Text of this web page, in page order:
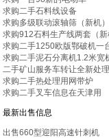
求购二手石料线设备
求购多级联动滚轴筛（新机）
求购912石料生产线两套（新
求购二手1250欧版鄂破机一
求购二手泥石分离机1.2米宽
二手矿山服务车转让全新处理
求购二手热处理用网带炉
求购二手叉车信息在天津用
最新出售信息
出售660型迎阳高速针刺机